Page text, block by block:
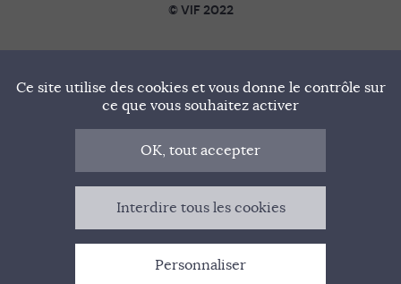
© VIF 2022
SOUTENIR VIF
NOTRE MANIFESTE
QUI SOMMES-NOUS ?
MENTIONS LÉGALES
CONTACT
Ce site utilise des cookies et vous donne le contrôle sur
ce que vous souhaitez activer
OK, tout accepter
Interdire tous les cookies
Personnaliser